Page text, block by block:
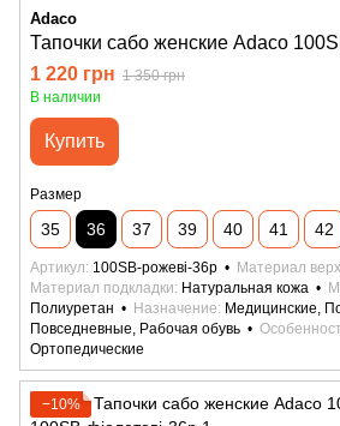
Adaco
Тапочки сабо женские Adaco
1 220 грн 1 350 грн
В наличии
Купить
Размер
35 36 37 39 40 41 42
Артикул 100SB-рожеві-36р Материал
Материал подкладки
Натуральная кожа
Полиуретан
Назначение
Медицинские,
Повседневные, Рабочая обувь
Ортопедические
−10%